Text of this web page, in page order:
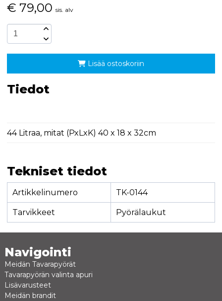
€ 79,00 sis. alv
Lisää ostoskoriin
Tiedot
44 Litraa, mitat (PxLxK) 40 x 18 x 32cm
Tekniset tiedot
Artikkelinumero TK-0144
Tarvikkeet Pyörälaukut
Navigointi
Meidän Tavarapyörät
Tavarapyörän valinta apuri
Lisävarusteet
Meidän brandit